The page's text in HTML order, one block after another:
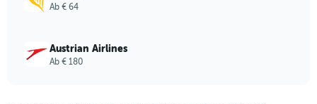
Ab € 64
Austrian Airlines
Ab € 180